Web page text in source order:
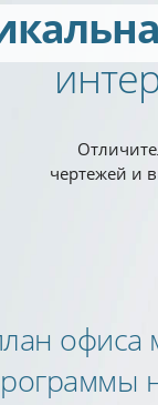
чертежей и
офиса